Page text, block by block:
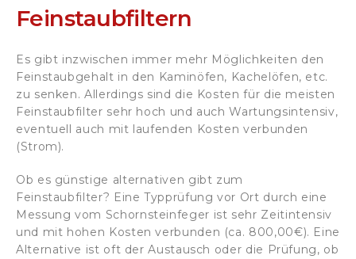
Feinstaubfiltern
Es gibt inzwischen immer mehr Möglichkeiten den
Feinstaubgehalt in den Kaminöfen, Kachelöfen, etc.
zu senken. Allerdings sind die Kosten für die meisten
Feinstaubfilter sehr hoch und auch Wartungsintensiv,
eventuell auch mit laufenden Kosten verbunden
(Strom).
Ob es günstige alternativen gibt zum
Feinstaubfilter? Eine Typprüfung vor Ort durch eine
Messung vom Schornsteinfeger ist sehr Zeitintensiv
und mit hohen Kosten verbunden (ca. 800,00€). Eine
Alternative ist oft der Austausch oder die Prüfung, ob